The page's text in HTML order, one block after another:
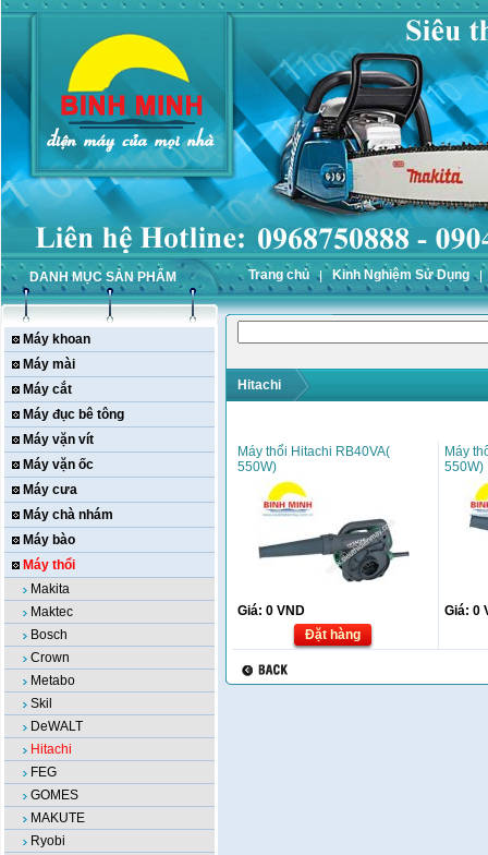
DANH MỤC SẢN PHẨM Trang chủ Kinh Nghiệm Sử Dụng
Máy khoan
Máy mài
Máy cắt
Máy đục bê tông
Máy vặn vít
Máy vặn ốc
Máy cưa
Máy chà nhám
Máy bào
Máy thổi
Makita
Maktec
Bosch
Crown
Metabo
Skil
DeWALT
Hitachi
FEG
GOMES
MAKUTE
Ryobi
Hitachi
Máy thổi Hitachi RB40VA(
550W)
Giá: 0 VND
Đặt hàng
Máy
550W)
Giá: 0